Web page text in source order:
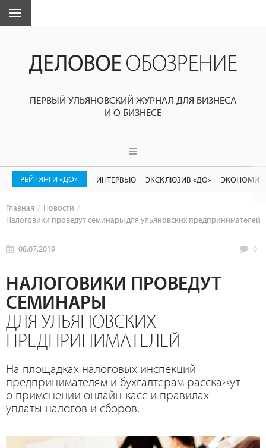
ПЕРВЫЙ УЛЬЯНОВСКИЙ ЖУРНАЛ ДЛЯ БИЗНЕСА
И О БИЗНЕСЕ
РЕЙТИНГИ «ДО» ИНТЕРВЬЮ ЭКСКЛЮЗИВ «ДО»
Главная
Новости
Налоговики проведут семинары для ульяновских предпринимателей
08.07.2019 0
НАЛОГОВИКИ ПРОВЕДУТ
СЕМИНАРЫ
ДЛЯ УЛЬЯНОВСКИХ
ПРЕДПРИНИМАТЕЛЕЙ
На площадках налоговых инспекций
предпринимателям и бухгалтерам расскажут
о применении онлайн-касс и правилах
уплаты налогов и сборов.